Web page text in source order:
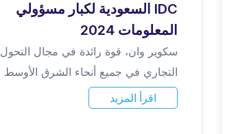
IDC السعودية لكبار مسؤولي
المعلومات 2024
سكوير وان، قوة رائدة في مجال التحول
التجاري في جميع أنحاء الشرق الأوسط
اقرأ المزيد